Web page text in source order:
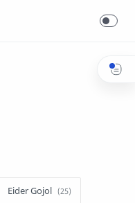
Eider Gojol